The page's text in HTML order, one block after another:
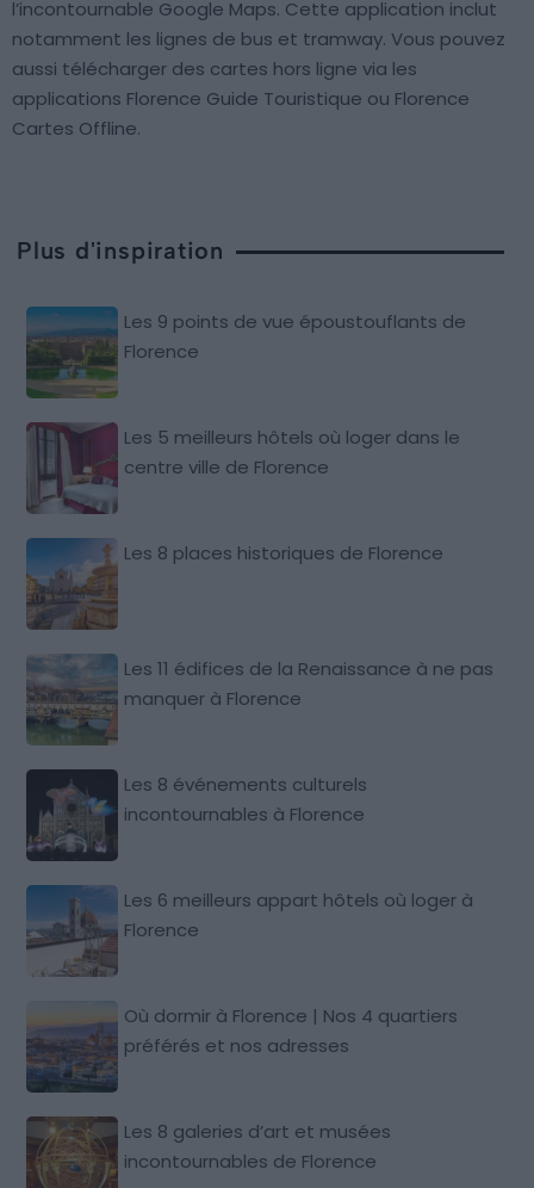
l’incontournable Google Maps. Cette application inclut
notamment les lignes de bus et tramway. Vous pouvez
aussi télécharger des cartes hors ligne via les
applications Florence Guide Touristique ou Florence
Cartes Offline.
Plus d'inspiration
Les 9 points de vue époustouflants de
Florence
Les 5 meilleurs hôtels où loger dans le
centre ville de Florence
Les 8 places historiques de Florence
Les 11 édifices de la Renaissance à ne pas
manquer à Florence
Les 8 événements culturels
incontournables à Florence
Les 6 meilleurs appart hôtels où loger à
Florence
Où dormir à Florence | Nos 4 quartiers
préférés et nos adresses
Les 8 galeries d’art et musées
incontournables de Florence